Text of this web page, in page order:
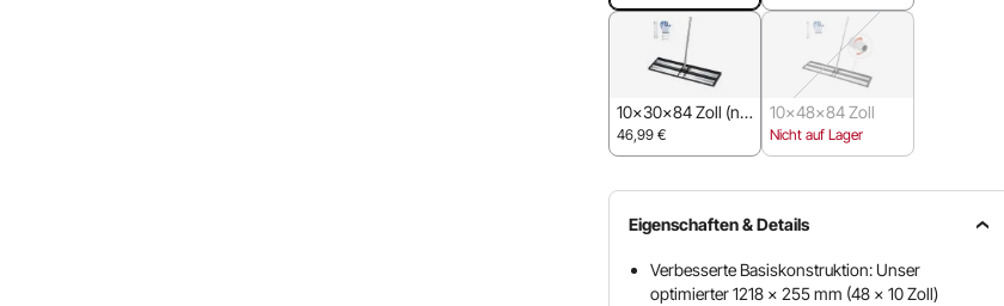
10x30x84 Zoll (ne
u)
46,99 €
10x48x84 Zoll
Nicht auf Lager
Eigenschaften & Details
Verbesserte Basiskonstruktion: Unser
optimierter 1218 x 255 mm (48 x 10 Zoll)